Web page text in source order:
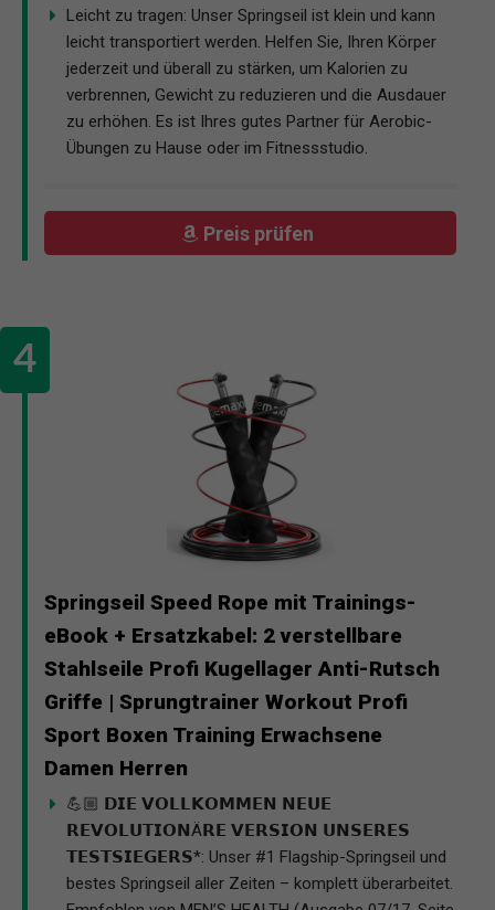
Leicht zu tragen: Unser Springseil ist klein und kann
leicht transportiert werden. Helfen Sie, Ihren Körper
jederzeit und überall zu stärken, um Kalorien zu
verbrennen, Gewicht zu reduzieren und die Ausdauer
zu erhöhen. Es ist Ihres gutes Partner für Aerobic-
Übungen zu Hause oder im Fitnessstudio.
Preis prüfen
Springseil Speed Rope mit Trainings-
eBook + Ersatzkabel: 2 verstellbare
Stahlseile Profi Kugellager Anti-Rutsch
Griffe | Sprungtrainer Workout Profi
Sport Boxen Training Erwachsene
Damen Herren
💪🏼 𝗗𝗜𝗘 𝗩𝗢𝗟𝗟𝗞𝗢𝗠𝗠𝗘𝗡 𝗡𝗘𝗨𝗘
𝗥𝗘𝗩𝗢𝗟𝗨𝗧𝗜𝗢𝗡Ä𝗥𝗘 𝗩𝗘𝗥𝗦𝗜𝗢𝗡 𝗨𝗡𝗦𝗘𝗥𝗘𝗦
𝗧𝗘𝗦𝗧𝗦𝗜𝗘𝗚𝗘𝗥𝗦*: Unser #1 Flagship-Springseil und
bestes Springseil aller Zeiten – komplett überarbeitet.